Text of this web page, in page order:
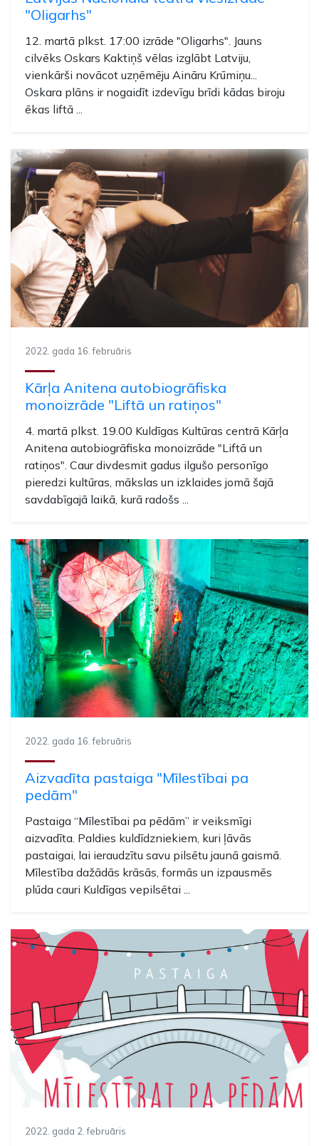
"Oligarhs"
12. martā plkst. 17:00 izrāde "Oligarhs". Jauns
cilvēks Oskars Kaktiņš vēlas izglābt Latviju,
vienkārši novācot uzņēmēju Aināru Krūmiņu...
Oskara plāns ir nogaidīt izdevīgu brīdi kādas biroju
ēkas liftā ...
2022. gada 16. februāris
Kārļa Anitena autobiogrāfiska
monoizrāde "Liftā un ratiņos"
4. martā plkst. 19.00 Kuldīgas Kultūras centrā Kārļa
Anitena autobiogrāfiska monoizrāde "Liftā un
ratiņos". Caur divdesmit gadus ilgušo personīgo
pieredzi kultūras, mākslas un izklaides jomā šajā
savdabīgajā laikā, kurā radošs ...
2022. gada 16. februāris
Aizvadīta pastaiga "Mīlestībai pa
pedām"
Pastaiga “Mīlestībai pa pēdām” ir veiksmīgi
aizvadīta. Paldies kuldīdzniekiem, kuri ļāvās
pastaigai, lai ieraudzītu savu pilsētu jaunā gaismā.
Mīlestība dažādās krāsās, formās un izpausmēs
plūda cauri Kuldīgas vepilsētai ...
2022. gada 2. februāris